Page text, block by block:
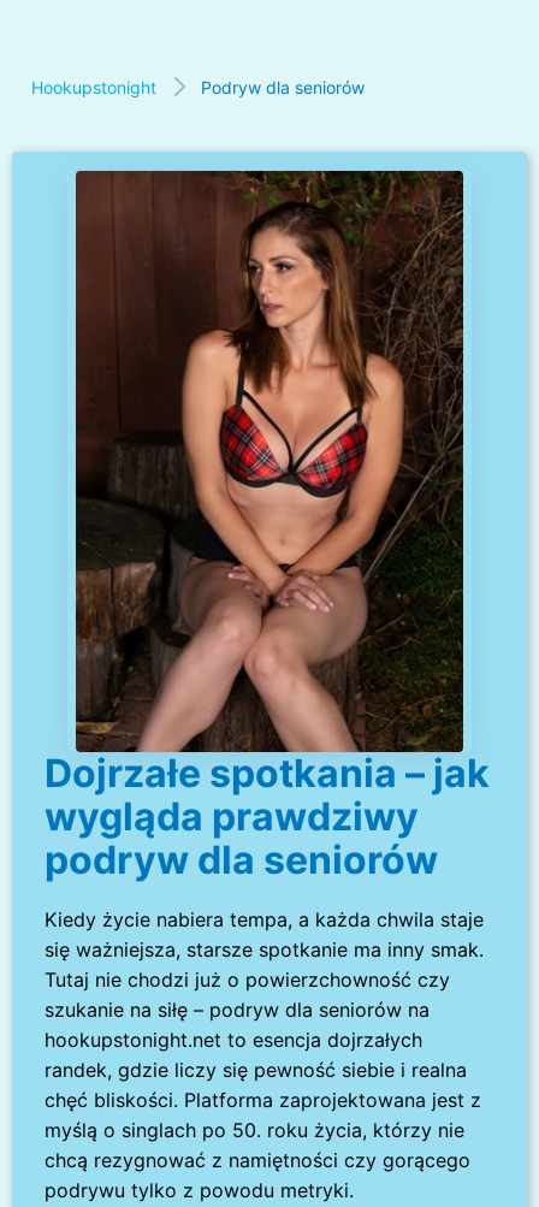
Hookupstonight Podryw dla seniorów
Dojrzałe spotkania – jak
wygląda prawdziwy
podryw dla seniorów
Kiedy życie nabiera tempa, a każda chwila staje
się ważniejsza, starsze spotkanie ma inny smak.
Tutaj nie chodzi już o powierzchowność czy
szukanie na siłę – podryw dla seniorów na
hookupstonight.net to esencja dojrzałych
randek, gdzie liczy się pewność siebie i realna
chęć bliskości. Platforma zaprojektowana jest z
myślą o singlach po 50. roku życia, którzy nie
chcą rezygnować z namiętności czy gorącego
podrywu tylko z powodu metryki.